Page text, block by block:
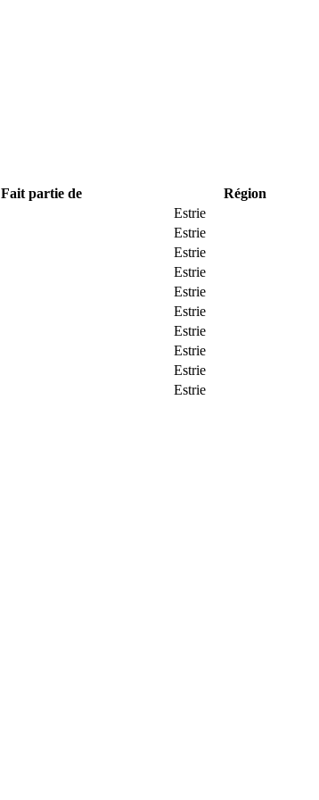
Fait partie de Région
Estrie
Estrie
Estrie
Estrie
Estrie
Estrie
Estrie
Estrie
Estrie
Estrie